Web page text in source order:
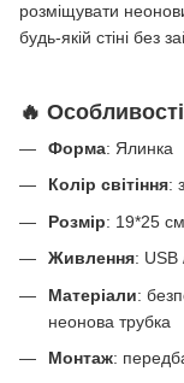
розміщувати
будь-якій стіні без
🔥
Форма: Ялинка
Колір світіння:
Розмір: 19*25 см
Живлення: USB
Матеріали:
неонова трубка
Монтаж: